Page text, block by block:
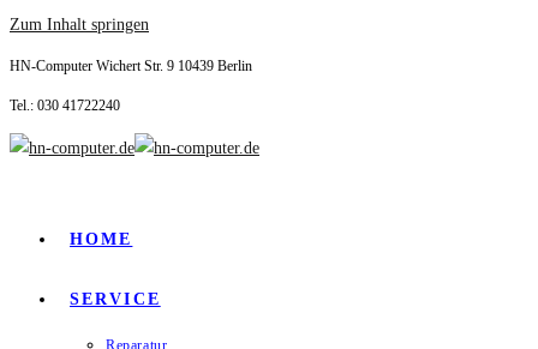
Zum Inhalt springen
HN-Computer Wichert Str. 9 10439 Berlin
Tel.: 030 41722240
HOME
SERVICE
Reparatur